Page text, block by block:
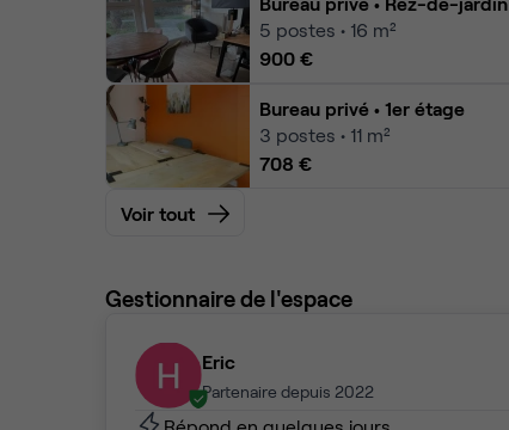
5 postes • 16 m²
900 €
Bureau privé • 1er étage
3 postes • 11 m²
708 €
Voir tout
Gestionnaire de l'espace
Eric
Partenaire depuis 2022
Répond en quelques jours